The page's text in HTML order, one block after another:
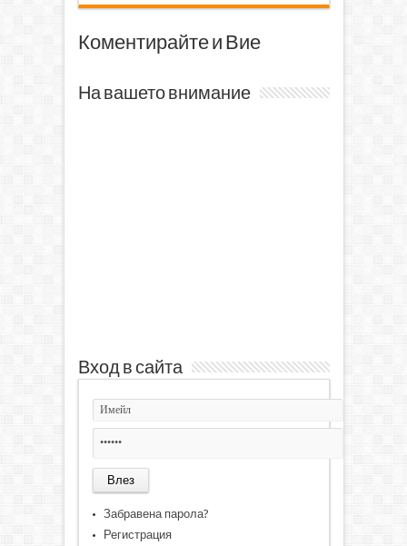
Коментирайте и Вие
На вашето внимание
Вход в сайта
Забравена парола?
Регистрация